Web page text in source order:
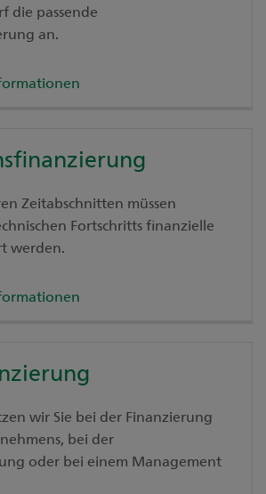
die passende
an.
Zeitabschnitten müssen
Fortschritts finanzielle
werden.
wir Sie bei der Finanzierung
bei der
oder bei einem Management